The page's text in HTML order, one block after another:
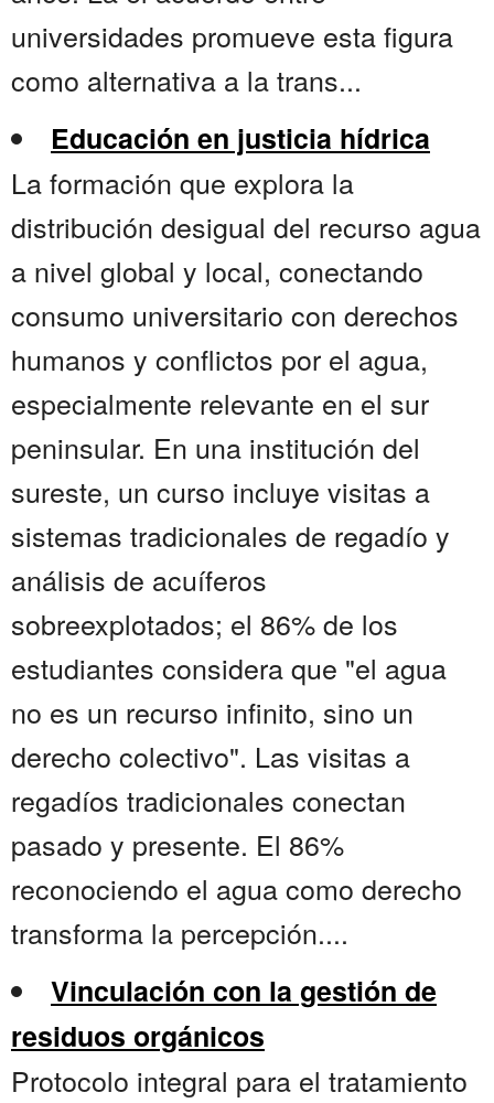
universidades promueve esta figura
como alternativa a la trans...
Educación en justicia hídrica
La formación que explora la
distribución desigual del recurso agua
a nivel global y local, conectando
consumo universitario con derechos
humanos y conflictos por el agua,
especialmente relevante en el sur
peninsular. En una institución del
sureste, un curso incluye visitas a
sistemas tradicionales de regadío y
análisis de acuíferos
sobreexplotados; el 86% de los
estudiantes considera que "el agua
no es un recurso infinito, sino un
derecho colectivo". Las visitas a
regadíos tradicionales conectan
pasado y presente. El 86%
reconociendo el agua como derecho
transforma la percepción....
Vinculación con la gestión de
residuos orgánicos
Protocolo integral para el tratamiento